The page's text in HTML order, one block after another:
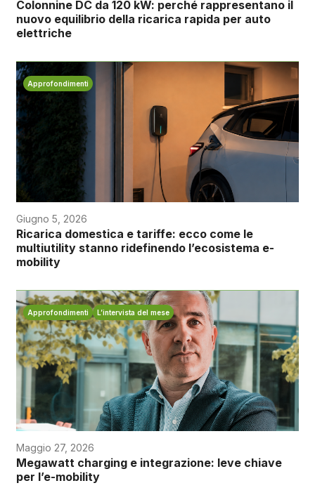
Colonnine DC da 120 kW: perché rappresentano il
nuovo equilibrio della ricarica rapida per auto
elettriche
Approfondimenti
Giugno 5, 2026
Ricarica domestica e tariffe: ecco come le
multiutility stanno ridefinendo l’ecosistema e-
mobility
Approfondimenti L’intervista del mese
Maggio 27, 2026
Megawatt charging e integrazione: leve chiave
per l’e-mobility